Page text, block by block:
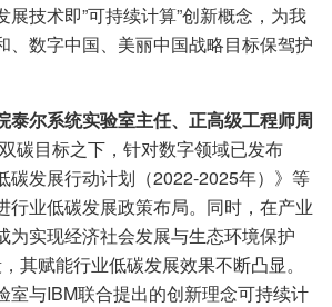
展技术即”可持续计算”创新概念，为我
、数字中国、美丽中国战略目标保驾护
泰尔系统实验室主任、正高级工程师周
碳目标之下，针对数字领域已发布
碳发展行动计划（2022-2025年）》等
行业低碳发展政策布局。同时，在产业
为实现经济社会发展与生态环境保护
其赋能行业低碳发展效果不断凸显。
室与IBM联合提出的创新理念可持续计